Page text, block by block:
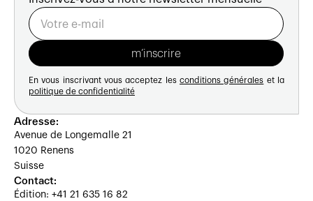
En vous inscrivant vous acceptez les conditions générales et la
politique de confidentialité
Adresse:
Avenue de Longemalle 21
1020 Renens
Suisse
Contact:
Édition: +41 21 635 16 82